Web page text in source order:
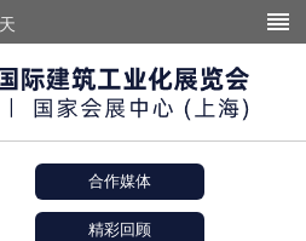
天
合作媒体
精彩回顾